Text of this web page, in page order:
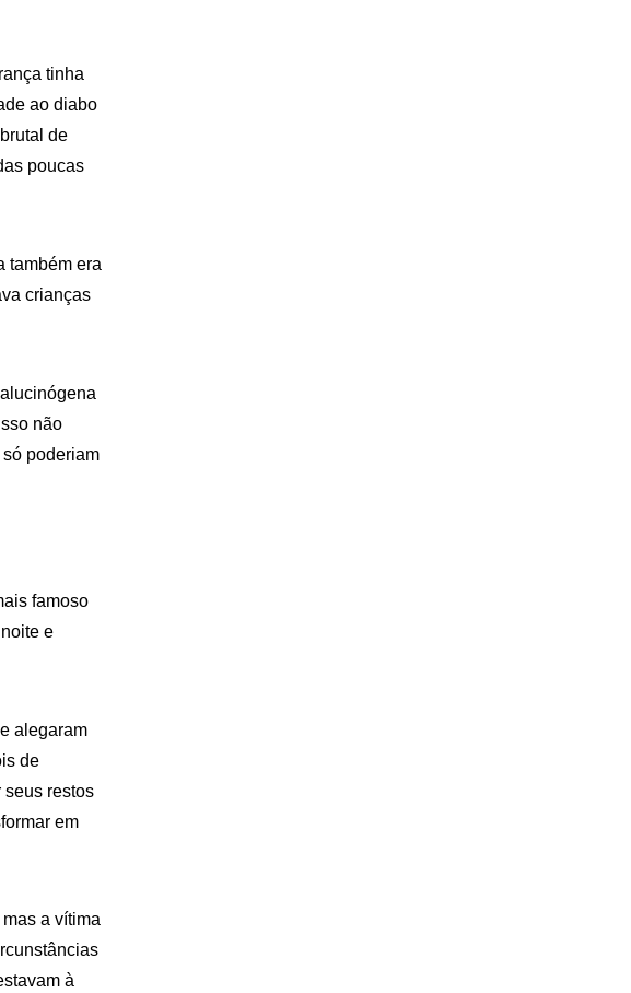
tinha
ao diabo
de
poucas
também era
crianças
não
poderiam
famoso
e
alegaram
de
seus restos
em
a vítima
à